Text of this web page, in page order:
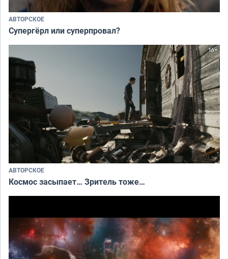
АВТОРСКОЕ
Супергёрл или суперпровал?
АВТОРСКОЕ
Космос засыпает… Зритель тоже…